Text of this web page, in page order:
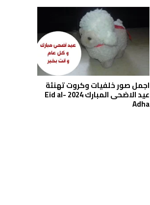
اجمل صور خلفيات وكروت تهنئة
عيد الاضحى المبارك 2024 Eid al-
Adha